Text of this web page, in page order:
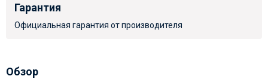
Гарантия
Официальная гарантия от производителя
Обзор